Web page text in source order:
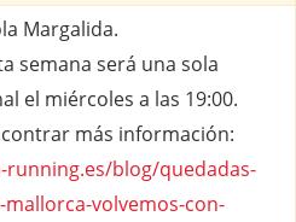
Margalida.
semana será una sola
el miércoles a las 19:00.
más información:
blog/quedadas-
volvemos-con-